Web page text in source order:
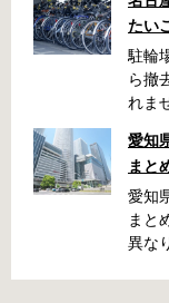
たい
駐輪
ら撤
れま
名古
くと
され
所
最寄
愛知
まと
愛知
まと
異な